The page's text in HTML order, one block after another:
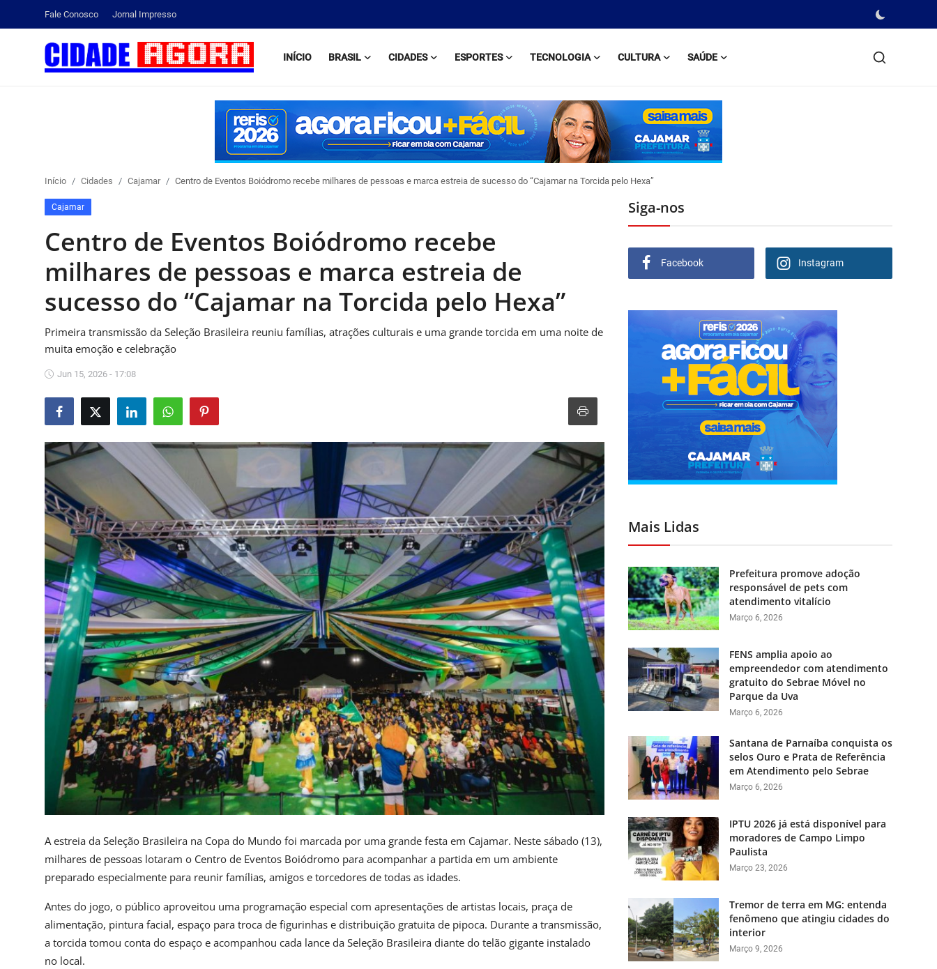
Fale Conosco Jornal Impresso
INÍCIO BRASIL CIDADES ESPORTES TECNOLOGIA CULTURA SAÚDE
Cultura
Início Cidades Cajamar Centro de Eventos Boiódromo recebe milhares de pessoas e marca estreia de sucesso do “Cajamar na Torcida pelo Hexa”
Cajamar
Centro de Eventos Boiódromo recebe
milhares de pessoas e marca estreia de
sucesso do “Cajamar na Torcida pelo Hexa”
Primeira transmissão da Seleção Brasileira reuniu famílias, atrações culturais e uma grande torcida em uma noite de
muita emoção e celebração
Jun 15, 2026 - 17:08
A estreia da Seleção Brasileira na Copa do Mundo foi marcada por uma grande festa em Cajamar. Neste sábado (13),
milhares de pessoas lotaram o Centro de Eventos Boiódromo para acompanhar a partida em um ambiente
preparado especialmente para reunir famílias, amigos e torcedores de todas as idades.
Antes do jogo, o público aproveitou uma programação especial com apresentações de artistas locais, praça de
alimentação, pintura facial, espaço para troca de figurinhas e distribuição gratuita de pipoca. Durante a transmissão,
a torcida tomou conta do espaço e acompanhou cada lance da Seleção Brasileira diante do telão gigante instalado
no local.
Siga-nos
Facebook Instagram
Mais Lidas
Prefeitura promove adoção
responsável de pets com
atendimento vitalício
Março 6, 2026
FENS amplia apoio ao
empreendedor com atendimento
gratuito do Sebrae Móvel no
Parque da Uva
Março 6, 2026
Santana de Parnaíba conquista os
selos Ouro e Prata de Referência
em Atendimento pelo Sebrae
Março 6, 2026
IPTU 2026 já está disponível para
moradores de Campo Limpo
Paulista
Março 23, 2026
Tremor de terra em MG: entenda
fenômeno que atingiu cidades do
interior
Março 9, 2026